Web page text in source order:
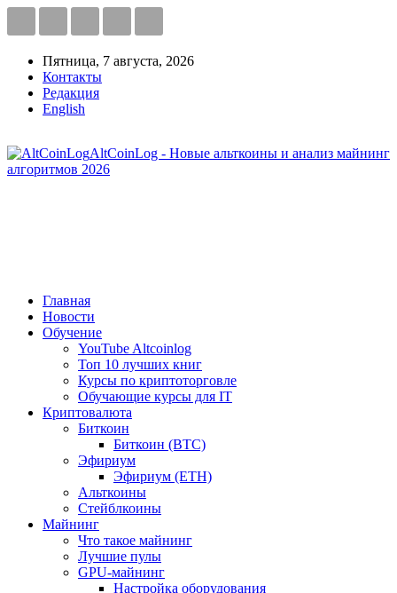
Пятница, 7 августа, 2026
Контакты
Редакция
English
AltCoinLog - Новые альткоины и анализ майнинг
алгоритмов 2026
Главная
Новости
Обучение
YouTube Altcoinlog
Топ 10 лучших книг
Курсы по криптоторговле
Обучающие курсы для IT
Криптовалюта
Биткоин
Биткоин (BTC)
Эфириум
Эфириум (ETH)
Альткоины
Стейблкоины
Майнинг
Что такое майнинг
Лучшие пулы
GPU-майнинг
Настройка оборудования